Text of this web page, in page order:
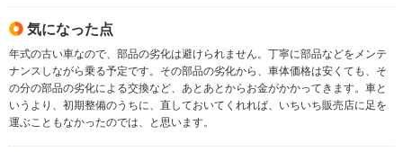
気になった点
年式の古い車なので、部品の劣化は避けられません。丁寧に部品などをメンテ
ナンスしながら乗る予定です。その部品の劣化から、車体価格は安くても、そ
の分の部品の劣化による交換など、あとあとからお金がかかってきます。車と
いうより、初期整備のうちに、直しておいてくれれば、いちいち販売店に足を
運ぶこともなかったのでは、と思います。